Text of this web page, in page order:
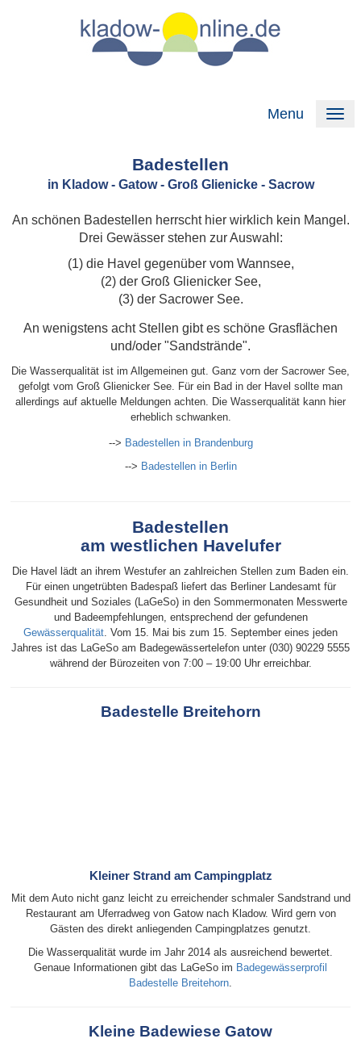
Menu
Badestellen
in Kladow - Gatow - Groß Glienicke - Sacrow
An schönen Badestellen herrscht hier wirklich kein Mangel.
Drei Gewässer stehen zur Auswahl:
(1) die Havel gegenüber vom Wannsee,
(2) der Groß Glienicker See,
(3) der Sacrower See.
An wenigstens acht Stellen gibt es schöne Grasflächen
und/oder "Sandstrände".
Die Wasserqualität ist im Allgemeinen gut. Ganz vorn der Sacrower See,
gefolgt vom Groß Glienicker See. Für ein Bad in der Havel sollte man
allerdings auf aktuelle Meldungen achten. Die Wasserqualität kann hier
erheblich schwanken.
--> Badestellen in Brandenburg
--> Badestellen in Berlin
Badestellen
am westlichen Havelufer
Die Havel lädt an ihrem Westufer an zahlreichen Stellen zum Baden ein.
Für einen ungetrübten Badespaß liefert das Berliner Landesamt für
Gesundheit und Soziales (LaGeSo) in den Sommermonaten Messwerte
und Badeempfehlungen, entsprechend der gefundenen
Gewässerqualität . Vom 15. Mai bis zum 15. September eines jeden
Jahres ist das LaGeSo am Badegewässertelefon unter (030) 90229 5555
während der Bürozeiten von 7:00 – 19:00 Uhr erreichbar.
Badestelle Breitehorn
Kleiner Strand am Campingplatz
Mit dem Auto nicht ganz leicht zu erreichender schmaler Sandstrand und
Restaurant am Uferradweg von Gatow nach Kladow. Wird gern von
Gästen des direkt anliegenden Campingplatzes genutzt.
Die Wasserqualität wurde im Jahr 2014 als ausreichend bewertet.
Genaue Informationen gibt das LaGeSo im Badegewässerprofil
Badestelle Breitehorn
Kleine Badewiese Gatow